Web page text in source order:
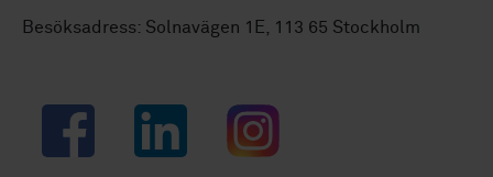
Besöksadress: Solnavägen 1E, 113 65 Stockholm
Facebook LinkedIn Instagram